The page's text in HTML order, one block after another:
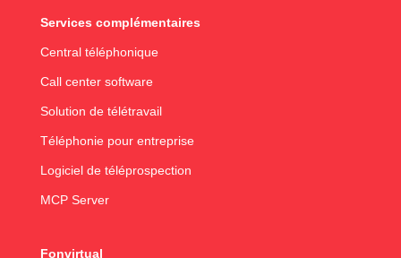
Services complémentaires
Central téléphonique
Call center software
Solution de télétravail
Téléphonie pour entreprise
Logiciel de téléprospection
MCP Server
Fonvirtual